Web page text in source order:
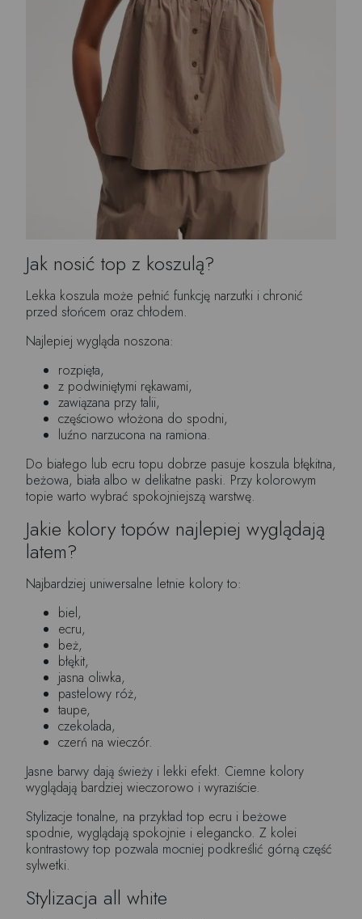
Jak nosić top z koszulą?
Lekka koszula może pełnić funkcję narzutki i chronić
przed słońcem oraz chłodem.
Najlepiej wygląda noszona:
rozpięta,
z podwiniętymi rękawami,
zawiązana przy talii,
częściowo włożona do spodni,
luźno narzucona na ramiona.
Do białego lub ecru topu dobrze pasuje koszula błękitna,
beżowa, biała albo w delikatne paski. Przy kolorowym
topie warto wybrać spokojniejszą warstwę.
Jakie kolory topów najlepiej wyglądają
latem?
Najbardziej uniwersalne letnie kolory to:
biel,
ecru,
beż,
błękit,
jasna oliwka,
pastelowy róż,
taupe,
czekolada,
czerń na wieczór.
Jasne barwy dają świeży i lekki efekt. Ciemne kolory
wyglądają bardziej wieczorowo i wyraziście.
Stylizacje tonalne, na przykład top ecru i beżowe
spodnie, wyglądają spokojnie i elegancko. Z kolei
kontrastowy top pozwala mocniej podkreślić górną część
sylwetki.
Stylizacja all white